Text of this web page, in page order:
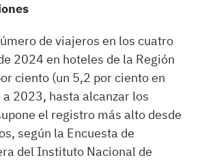
de viajeros en los cuatro
2024 en hoteles de la Región
ciento (un 5,2 por ciento en
2023, hasta alcanzar los
el registro más alto desde
según la Encuesta de
del Instituto Nacional de